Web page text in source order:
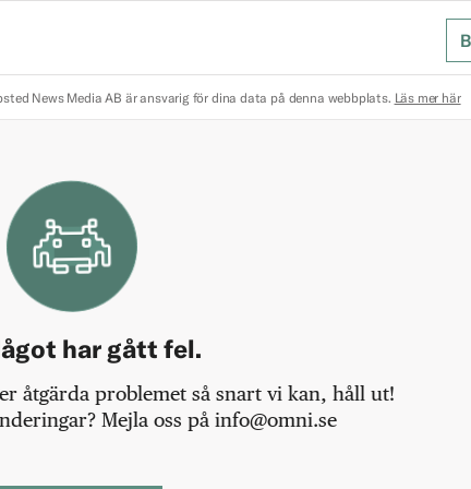
News Media AB är ansvarig för dina data på denna webbplats. Läs mer här
har gått fel.
åtgärda problemet så snart vi kan, håll ut!
Mejla oss på info@omni.se